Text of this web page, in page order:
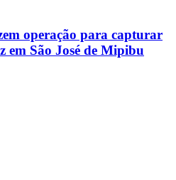
operação para capturar
em São José de Mipibu